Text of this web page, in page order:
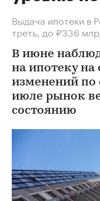
Выдача ипотеки в
треть, до ₽336
В июне
на ипотеку
изменений по
июле рынок
состоянию